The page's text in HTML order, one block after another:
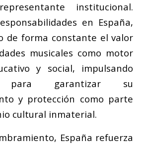
institucional.
en España,
de forma constante el valor
musicales como motor
y social, impulsando
para garantizar su
y protección como parte
cultural inmaterial.
España refuerza